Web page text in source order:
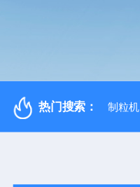
热门搜索： 制粒机